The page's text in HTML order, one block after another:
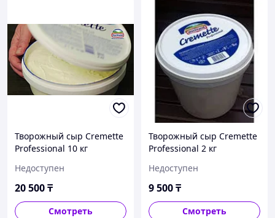
Творожный сыр Cremette
Professional 10 кг
Недоступен
20 500₸
Смотреть
Творожный сыр Cremette
Professional 2 кг
Недоступен
9 500₸
Смотреть